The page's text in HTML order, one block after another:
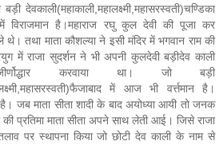
देवकाली(महाकाली,महालक्ष्मी,महासरस्वती)चण्डिका
विराजमान है।महाराज रघु कुल देवी की पूजा कर
थे। तथा माता कौशल्या ने इसी मंदिर में भगवान राम की
में राजा सुदर्शन ने भी अपनी कुलदेवी बड़ीदेव काली
करवाया था। जो बड़ी
में आज भी वर्त्तमान है।
जब माता सीता शादी के बाद अयोध्या आयी तो जनक
की प्रतिमा माता सीता अपने साथ लेती आई। जिसे राजा
पर स्थापना किया जो छोटी देव काली के नाम से